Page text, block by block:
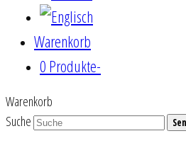
Warenkorb
0 Produkte-
Warenkorb
Suche